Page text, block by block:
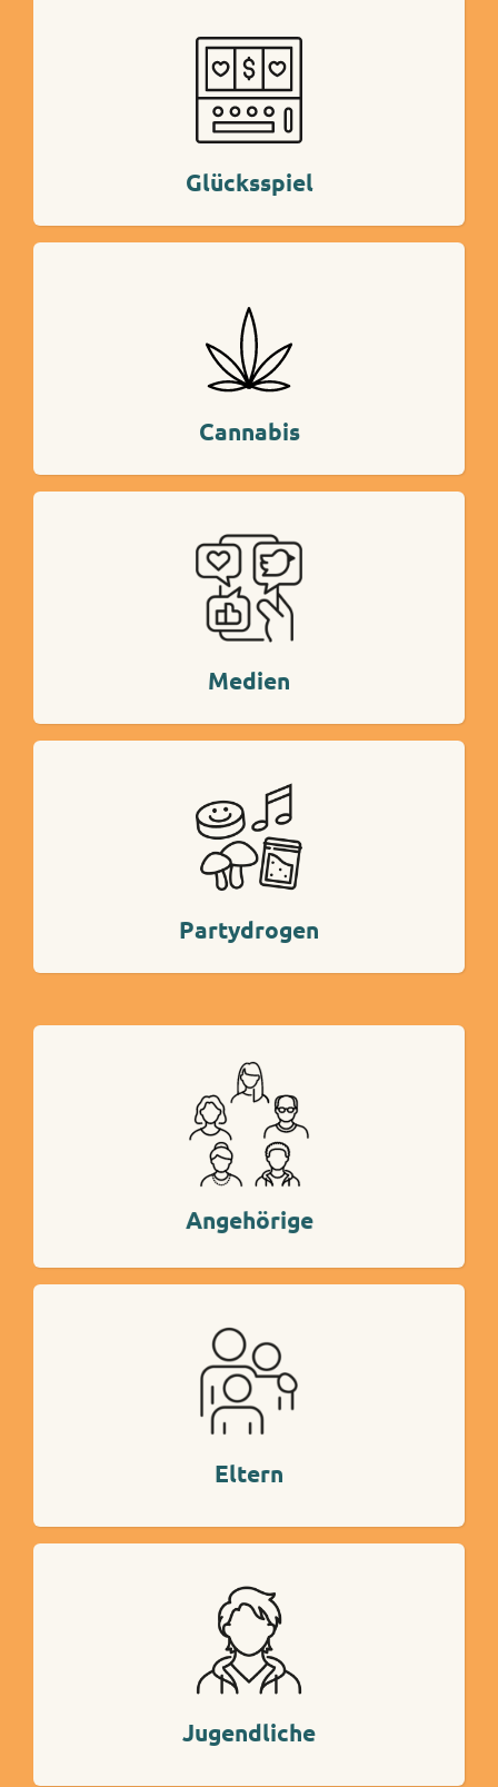
Glücksspiel
Mehr Info
Cannabis
Mehr Info
Medien
Mehr Info
Partydrogen
Mehr Info
Angehörige
Mehr Info
Eltern
Mehr Info
Jugendliche
Mehr Info